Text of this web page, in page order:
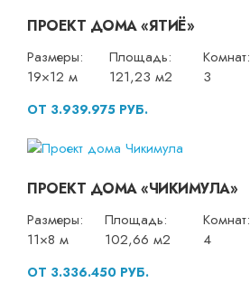
ПРОЕКТ ДОМА «ЯТИЁ»
Размеры:
19×12 м
Площадь:
121,23 м2
Комнат:
3
ОТ 3.939.975 РУБ.
ПРОЕКТ ДОМА «ЧИКИМУЛА»
Размеры:
11×8 м
Площадь:
102,66 м2
Комнат:
4
ОТ 3.336.450 РУБ.